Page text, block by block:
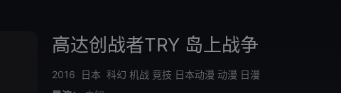
高达创战者TRY 岛上战争
2016 日本 科幻 机战 竞技 日本动漫 动漫 日漫